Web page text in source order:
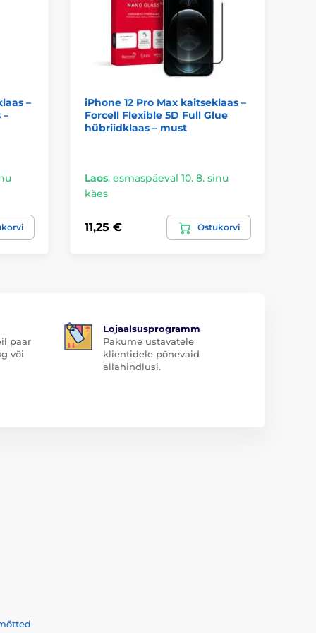
–
–
iPhone 12 Pro Max kaitseklaas –
Forcell Flexible 5D Full Glue
hübriidklaas – must
Laos, esmaspäeval 10. 8. sinu
käes
11,25 € Ostukorvi
paar
või
Lojaalsusprogramm
Pakume ustavatele
klientidele põnevaid
allahindlusi.